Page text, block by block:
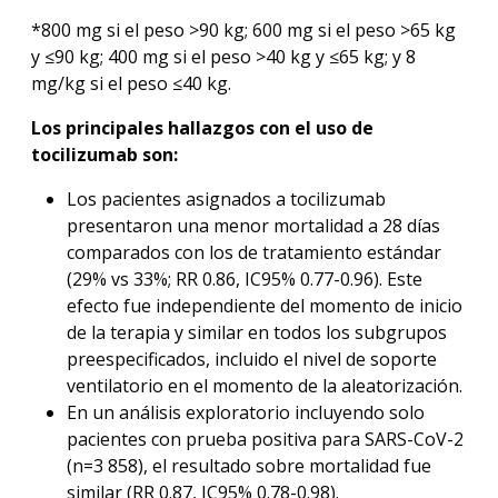
*800 mg si el peso >90 kg; 600 mg si el peso >65 kg
y ≤90 kg; 400 mg si el peso >40 kg y ≤65 kg; y 8
mg/kg si el peso ≤40 kg.
Los principales hallazgos con el uso de
tocilizumab son:
Los pacientes asignados a tocilizumab
presentaron una menor mortalidad a 28 días
comparados con los de tratamiento estándar
(29% vs 33%; RR 0.86, IC95% 0.77-0.96). Este
efecto fue independiente del momento de inicio
de la terapia y similar en todos los subgrupos
preespecificados, incluido el nivel de soporte
ventilatorio en el momento de la aleatorización.
En un análisis exploratorio incluyendo solo
pacientes con prueba positiva para SARS-CoV-2
(n=3 858), el resultado sobre mortalidad fue
similar (RR 0.87, IC95% 0.78-0.98).